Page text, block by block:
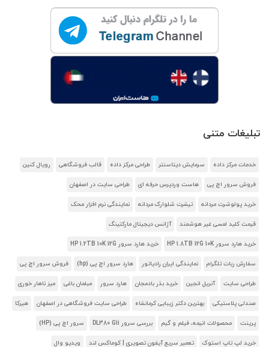
تبلیغات متنی
خدمات مرکز داده سرمایش دیتاسنتر طراحی مرکز داده قالب فروشگاهی رویال کنین
فروش سرور اچ پی هاست وردپرس حرفه ای طراحی سایت در اصفهان
خرید پولوشرت مردانه تیشرت شلوارک مردانه نمایندگی نرم افزار محک
قیمت کلید لمسی غیر هوشمند آژانس دیجیتال مارکتینگ
خرید هارد سرور HP 1.8TB 12G 10K خرید هارد سرور HP 1.2TB 10K 12G
سفارش ربات تلگرام نمایندگی ایران رادیاتور هارد سرور اچ پی (hp) فروش سرور اچ پی
طراحی سایت آنریل انجین خرید بذر بادمجان هارد سرور مبلمان باغی میز ناهار خوری
صندلی پلاستیکی بهترین دکتر زیبایی کرمانشاه طراحی سایت فروشگاهی در اصفهان هیرکا
پرینت محصولات انیمه، فیلم و گیم بررسی سرور DL380 G11 سرور اچ پی (HP)
خرید لپ تاپ استوک تعمیر سریع آیفون تصویری | کوماکس لند ویدیو وال